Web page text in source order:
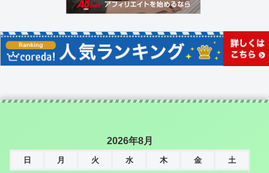
2026年8月
日 月 火 水 木 金
土